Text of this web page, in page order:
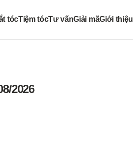
tócTiệm tócTư vấnGiải mãGiới thiệu
2026